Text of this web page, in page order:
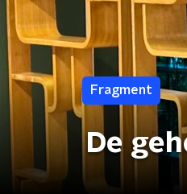
Fragment
De